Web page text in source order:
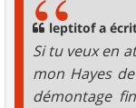
leptitof a
Si tu veux en
mon Hayes
démontage